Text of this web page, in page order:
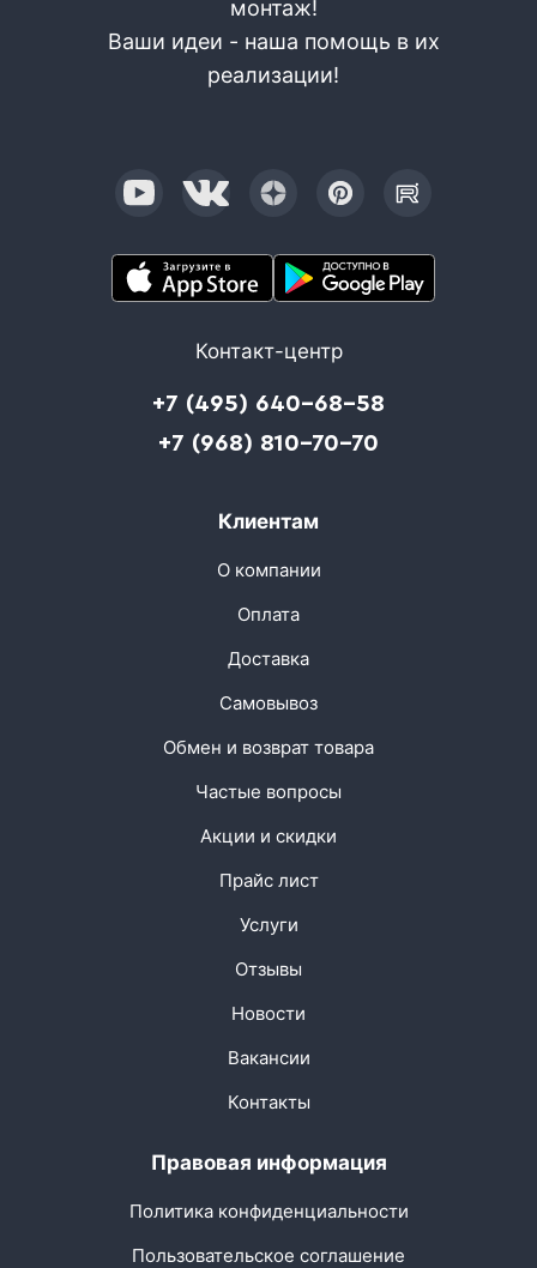
монтаж!
Ваши идеи - наша помощь в их
реализации!
Контакт-центр
+7 (495) 640-68-58
+7 (968) 810-70-70
Клиентам
О компании
Оплата
Доставка
Самовывоз
Обмен и возврат товара
Частые вопросы
Акции и скидки
Прайс лист
Услуги
Отзывы
Новости
Вакансии
Контакты
Правовая информация
Политика конфиденциальности
Пользовательское соглашение